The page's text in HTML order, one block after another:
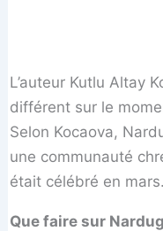
L’auteur Kutlu Altay
différent sur le
Selon Kocaova,
une communauté
était célébré en mars.
Que faire sur